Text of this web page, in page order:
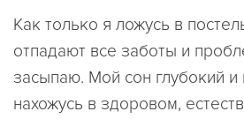
Как только я ложусь в
отпадают все заботы и
засыпаю. Мой сон глубокий и
нахожусь в здоровом,